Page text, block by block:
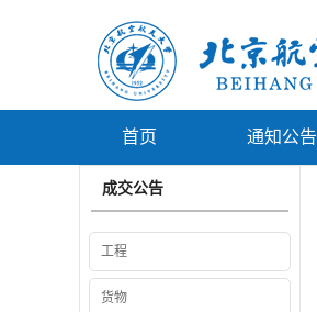
首页 通知公告
成交公告
工程
货物